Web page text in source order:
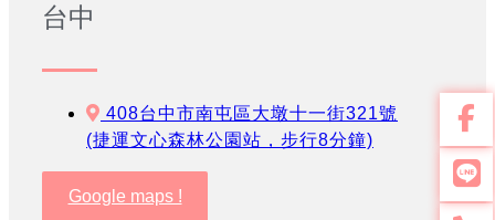
台中
408台中市南屯區大墩十一街321號
(捷運文心森林公園站，步行8分鐘)
Google maps !